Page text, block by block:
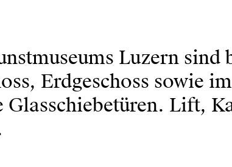
Luzern
Erdgeschoss sowie
Lift,